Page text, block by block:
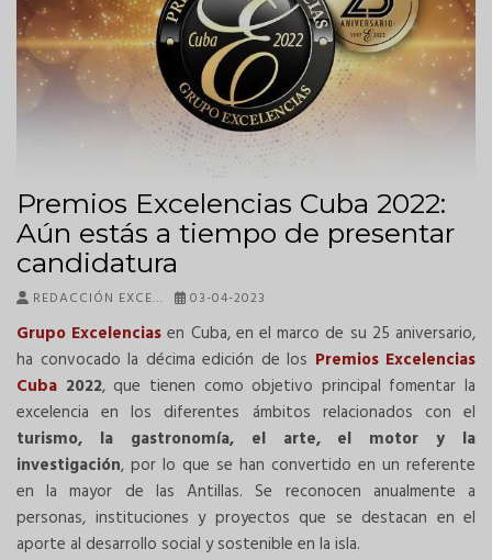
Premios Excelencias Cuba 2022:
Aún estás a tiempo de presentar
candidatura
REDACCIÓN EXCE… 03-04-2023
Grupo Excelencias en Cuba, en el marco de su 25 aniversario,
ha convocado la décima edición de los Premios Excelencias
Cuba 2022, que tienen como objetivo principal fomentar la
excelencia en los diferentes ámbitos relacionados con el
turismo, la gastronomía, el arte, el motor y la
investigación, por lo que se han convertido en un referente
en la mayor de las Antillas. Se reconocen anualmente a
personas, instituciones y proyectos que se destacan en el
aporte al desarrollo social y sostenible en la isla.